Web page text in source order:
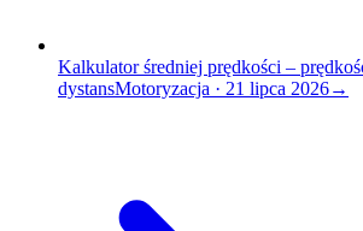
Kalkulator średniej prędkości –
dystansMotoryzacja · 21 lipca 2026→